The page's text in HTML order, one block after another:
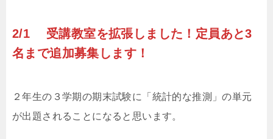
2/1 受講教室を拡張しました！定員あと3
名まで追加募集します！
２年生の３学期の期末試験に「統計的な推測」の単元
が出題されることになると思います。